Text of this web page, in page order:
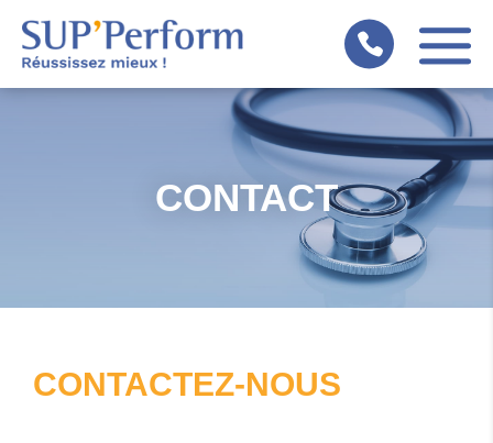
CONTACT
CONTACTEZ-NOUS